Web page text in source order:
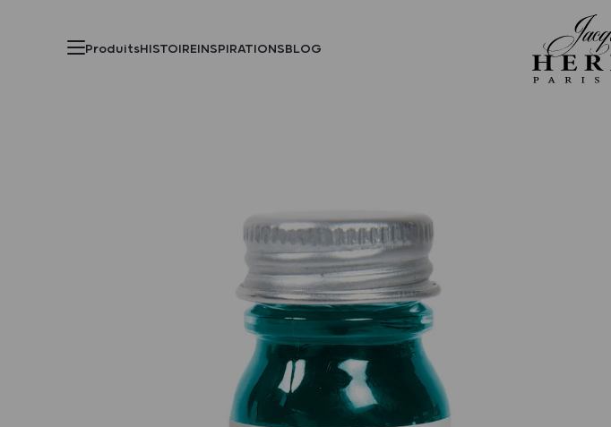
ProduitsHISTOIREINSPIRATIONSBLOG